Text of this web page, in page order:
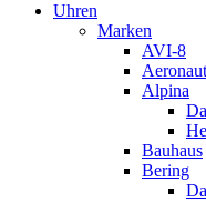
Uhren
Marken
AVI-8
Alpina
Bauhaus
Bering